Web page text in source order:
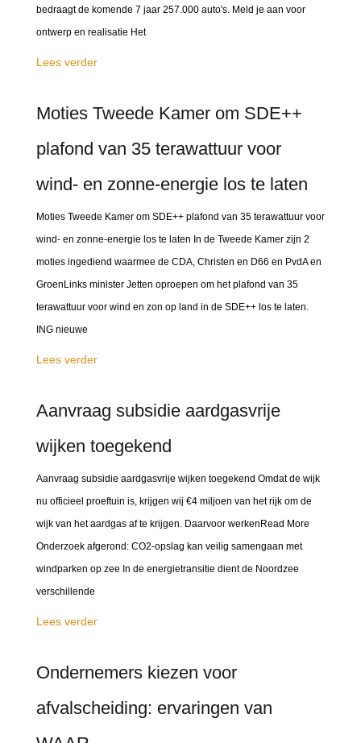
bedraagt de komende 7 jaar 257.000 auto's. Meld je aan voor
ontwerp en realisatie Het
Lees verder
Moties Tweede Kamer om SDE++
plafond van 35 terawattuur voor
wind- en zonne-energie los te laten
Moties Tweede Kamer om SDE++ plafond van 35 terawattuur voor
wind- en zonne-energie los te laten In de Tweede Kamer zijn 2
moties ingediend waarmee de CDA, Christen en D66 en PvdA en
GroenLinks minister Jetten oproepen om het plafond van 35
terawattuur voor wind en zon op land in de SDE++ los te laten.
ING nieuwe
Lees verder
Aanvraag subsidie aardgasvrije
wijken toegekend
Aanvraag subsidie aardgasvrije wijken toegekend Omdat de wijk
nu officieel proeftuin is, krijgen wij €4 miljoen van het rijk om de
wijk van het aardgas af te krijgen. Daarvoor werkenRead More
Onderzoek afgerond: CO2-opslag kan veilig samengaan met
windparken op zee In de energietransitie dient de Noordzee
verschillende
Lees verder
Ondernemers kiezen voor
afvalscheiding: ervaringen van